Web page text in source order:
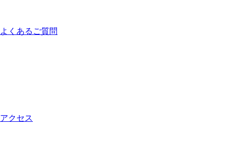
よくあるご質問
アクセス